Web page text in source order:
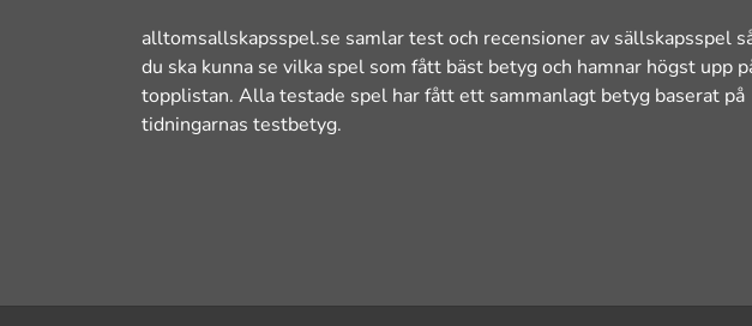
alltomsallskapsspel.se samlar test och recensioner av sällskapsspel
du ska kunna se vilka spel som fått bäst betyg och hamnar högst upp
topplistan. Alla testade spel har fått ett sammanlagt betyg baserat på
tidningarnas testbetyg.